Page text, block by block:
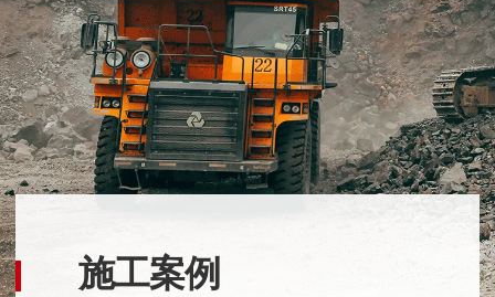
施工案例